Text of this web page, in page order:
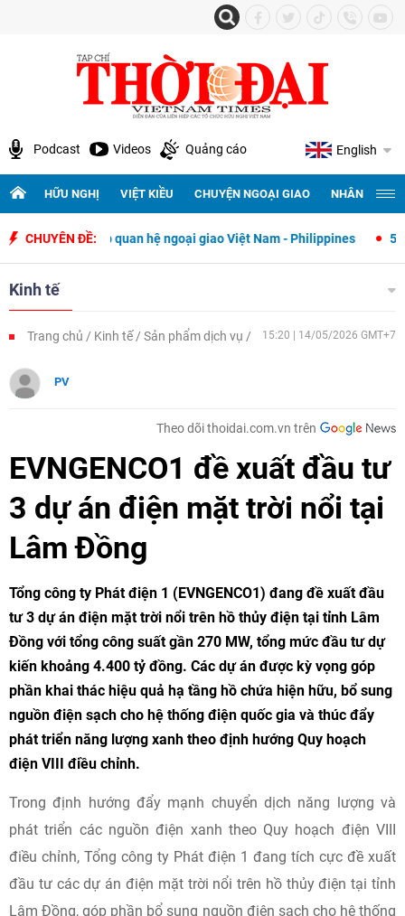
Podcast Videos Quảng cáo English
HỮU NGHỊ VIỆT KIỀU CHUYỆN NGOẠI GIAO NHÂN
CHUYÊN ĐỀ:
lập quan hệ ngoại giao Việt Nam - Philippines 500 ngày đêm
Kinh tế
Trang chủ Kinh tế Sản phẩm dịch vụ 15:20 | 14/05/2026 GMT+7
PV
Theo dõi thoidai.com.vn trên
EVNGENCO1 đề xuất đầu tư
3 dự án điện mặt trời nổi tại
Lâm Đồng
Tổng công ty Phát điện 1 (EVNGENCO1) đang đề xuất đầu
tư 3 dự án điện mặt trời nổi trên hồ thủy điện tại tỉnh Lâm
Đồng với tổng công suất gần 270 MW, tổng mức đầu tư dự
kiến khoảng 4.400 tỷ đồng. Các dự án được kỳ vọng góp
phần khai thác hiệu quả hạ tầng hồ chứa hiện hữu, bổ sung
nguồn điện sạch cho hệ thống điện quốc gia và thúc đẩy
phát triển năng lượng xanh theo định hướng Quy hoạch
điện VIII điều chỉnh.
Trong định hướng đẩy mạnh chuyển dịch năng lượng và
phát triển các nguồn điện xanh theo Quy hoạch điện VIII
điều chỉnh, Tổng công ty Phát điện 1 đang tích cực đề xuất
đầu tư các dự án điện mặt trời nổi trên hồ thủy điện tại tỉnh
Lâm Đồng, góp phần bổ sung nguồn điện sạch cho hệ thống